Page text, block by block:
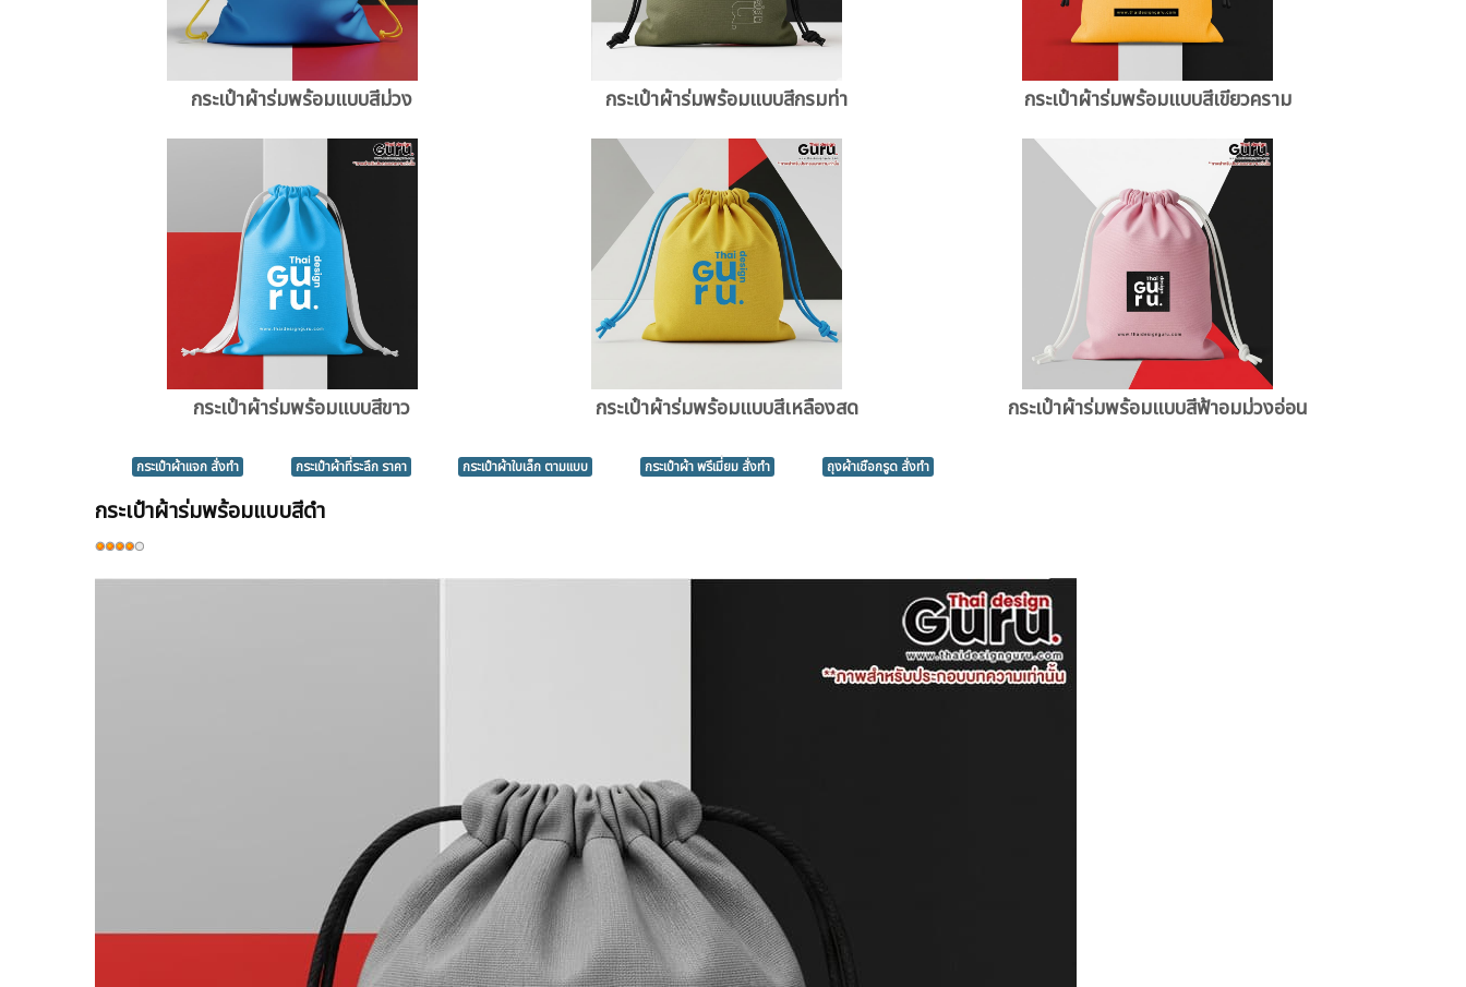
กระเป๋าผ้าร่มพร้อมแบบสีม่วง กระเป๋าผ้าร่มพร้อมแบบสีกรมท่า กระเป๋าผ้าร่มพร้อมแบบสีเขียวคราม
กระเป๋าผ้าร่มพร้อมแบบสีขาว กระเป๋าผ้าร่มพร้อมแบบสีเหลืองสด กระเป๋าผ้าร่มพร้อมแบบสีฟ้าอมม่วงอ่อน
กระเป๋าผ้าแจก สั่งทำ กระเป๋าผ้าที่ระลึก ราคา กระเป๋าผ้าใบเล็ก ตามแบบ กระเป๋าผ้า พรีเมี่ยม สั่งทำ ถุงผ้าเชือกรูด สั่งทำ
กระเป๋าผ้าร่มพร้อมแบบสีดำ
ให้
เรต